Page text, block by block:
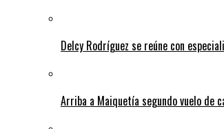
Delcy Rodríguez se reúne con
Arriba a Maiquetía segundo vuelo de